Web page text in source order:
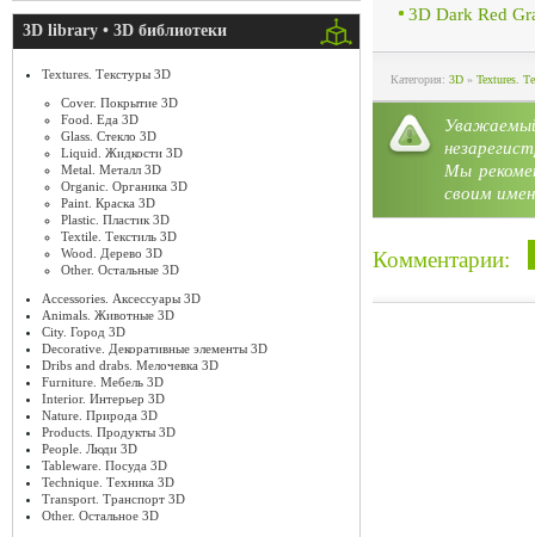
3D library • 3D библиотеки
Textures. Текстуры 3D
Cover. Покрытие 3D
Food. Еда 3D
Glass. Стекло 3D
Liquid. Жидкости 3D
Metal. Металл 3D
Organic. Органика 3D
Paint. Краска 3D
Plastic. Пластик 3D
Textile. Текстиль 3D
Wood. Дерево 3D
Other. Остальные 3D
Accessories. Аксессуары 3D
Animals. Животные 3D
City. Город 3D
Decorative. Декоративные элементы 3D
Dribs and drabs. Мелочевка 3D
Furniture. Мебель 3D
Interior. Интерьер 3D
Nature. Природа 3D
Products. Продукты 3D
People. Люди 3D
Tableware. Посуда 3D
Technique. Техника 3D
Transport. Транспорт 3D
Other. Остальное 3D
3D Dark Red
Категория: 3D » Textures.
Мы
своим
Комментарии: